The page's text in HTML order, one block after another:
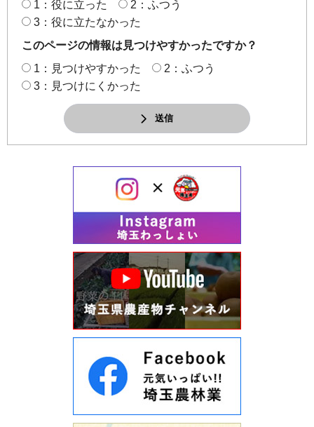
1：役に立った
2：ふつう
3：役に立たなかった
このページの情報は見つけやすかったですか？
1：見つけやすかった
2：ふつう
3：見つけにくかった
送信